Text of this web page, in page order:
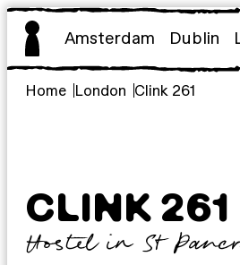
Zum
Inhalt
springen
Amsterdam Dublin
Home London Clink 261
CLINK 261
Hostel in St